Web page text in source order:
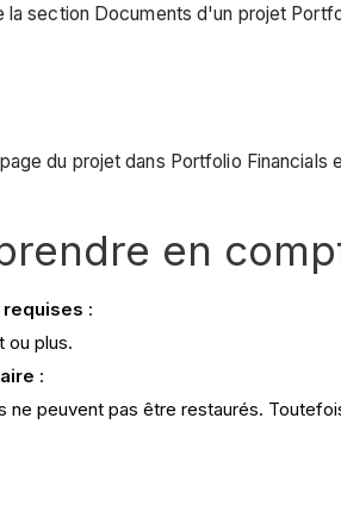
la section Documents d'un projet
du projet dans Portfolio
en
:
ou plus.
:
ne peuvent pas être restaurés.